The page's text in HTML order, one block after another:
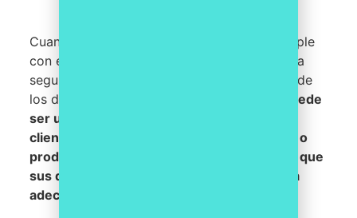
Cuando una empresa o entidad pública cumple
con el ENS, demuestra su compromiso con la
seguridad de la información y la protección de
los datos de sus clientes y usuarios.
Esto puede
ser un factor decisivo en la elección de los
clientes al momento de contratar servicios o
productos, ya que estarán más seguros de que
sus datos están siendo tratados de manera
adecuada y segura